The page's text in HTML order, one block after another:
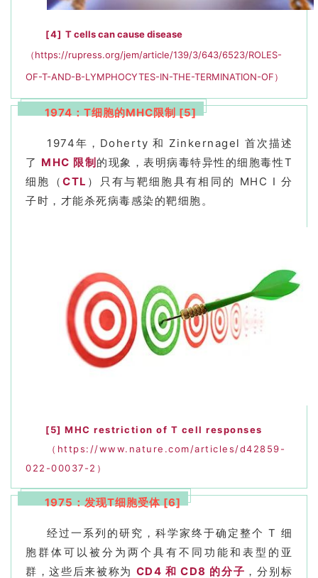
[4] T cells can cause disease
（https://rupress.org/jem/article/139/3/643/6523/ROLES-
OF-T-AND-B-LYMPHOCYTES-IN-THE-TERMINATION-OF）
1974：T细胞的MHC限制 [5]
1974年，Doherty 和 Zinkernagel 首次描述
了 MHC 限制的现象，表明病毒特异性的细胞毒性T
细胞（CTL ）只有与靶细胞具有相同的 MHC I 分
子时，才能杀死病毒感染的靶细胞。
[5] MHC restriction of T cell responses
（https://www.nature.com/articles/d42859-
022-00037-2）
1975：发现T细胞受体 [6]
经过一系列的研究，科学家终于确定整个 T 细
胞群体可以被分为两个具有不同功能和表型的亚
群，这些后来被称为 CD4 和 CD8 的分子 ，分别标